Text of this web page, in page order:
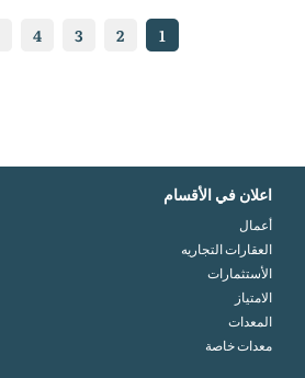
1
2
3
4
اعلان في الأقسام
أعمال
العقارات التجاريه
الأستثمارات
الامتياز
المعدات
معدات خاصة